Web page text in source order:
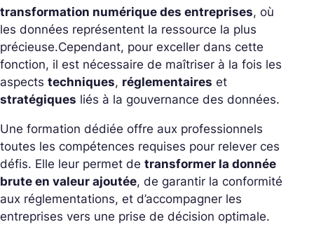
transformation numérique des entreprises, où
les données représentent la ressource la plus
précieuse.Cependant, pour exceller dans cette
fonction, il est nécessaire de maîtriser à la fois les
aspects techniques, réglementaires et
stratégiques liés à la gouvernance des données.
Une formation dédiée offre aux professionnels
toutes les compétences requises pour relever ces
défis. Elle leur permet de transformer la donnée
brute en valeur ajoutée, de garantir la conformité
aux réglementations, et d’accompagner les
entreprises vers une prise de décision optimale.